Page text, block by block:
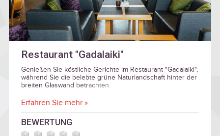
Restaurant "Gadalaiki"
Genießen Sie köstliche Gerichte im Restaurant "Gadalaiki",
während Sie die belebte grüne Naturlandschaft hinter der
breiten Glaswand betrachten.
Erfahren Sie mehr »
BEWERTUNG